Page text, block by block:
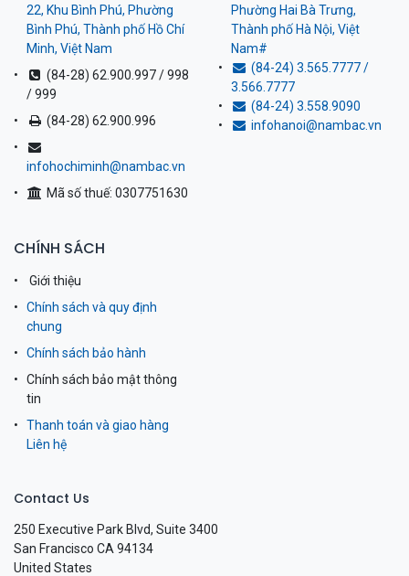
22, Khu Bình Phú, Phường
Bình Phú, Thành phố Hồ Chí
Minh, Việt Nam
(84-28) 62.900.997 / 998
/ 999
(84-28) 62.900.996
infohochiminh@nambac.vn
Mã số thuế: 0307751630
Phường Hai Bà Trưng,
Thành phố Hà Nội, Việt
Nam#
(84-24) 3.565.7777 /
3.566.7777
(84-24) 3.558.9090
infohanoi@nambac.vn
CHÍNH SÁCH
Giới thiệu
Chính sách và quy định
chung
Chính sách bảo hành
Chính sách bảo mật thông
tin
Thanh toán và giao hàng
Liên hệ
Contact Us
250 Executive Park Blvd, Suite 3400
San Francisco CA 94134
United States